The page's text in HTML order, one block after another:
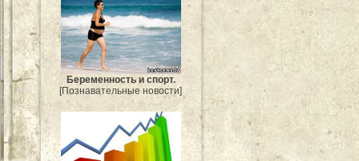
Беременность и спорт.
[Познавательные новости]